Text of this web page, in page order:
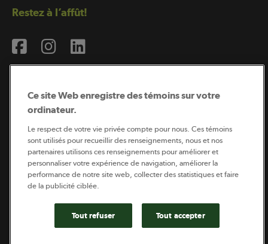
Restez à l’affût!
Coopérateur est publié par Sollio Groupe Coopératif.
Il est l’outil d’information de la coopération agricole
québécoise.
Ce site Web enregistre des témoins sur votre
ordinateur.
Le respect de votre vie privée compte pour nous. Ces témoins
sont utilisés pour recueillir des renseignements, nous et nos
partenaires utilisons ces renseignements pour améliorer et
personnaliser votre expérience de navigation, améliorer la
performance de notre site web, collecter des statistiques et faire
de la publicité ciblée.
Tout refuser Tout accepter